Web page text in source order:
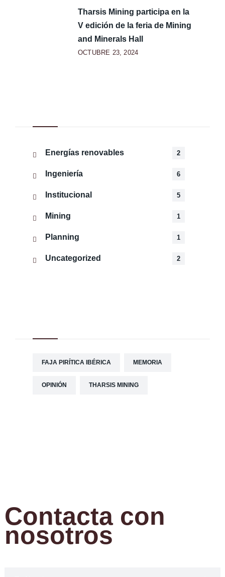
Tharsis Mining participa en la
V edición de la feria de Mining
and Minerals Hall
OCTUBRE 23, 2024
Energías renovables 2
Ingeniería 6
Institucional 5
Mining 1
Planning 1
Uncategorized 2
FAJA PIRÍTICA IBÉRICA MEMORIA
OPINIÓN THARSIS MINING
Contacta con
nosotros